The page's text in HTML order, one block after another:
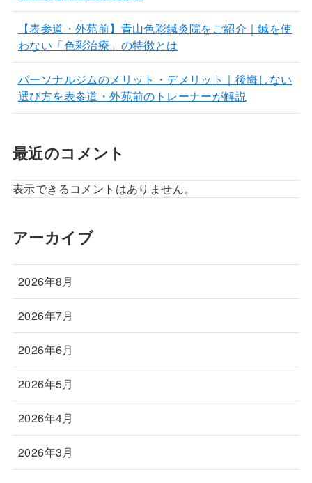
【表参道・外苑前】青山色彩鍼灸院をご紹介｜鍼を使
わない「色彩治療」の特徴とは
パーソナルジムのメリット・デメリット｜後悔しない
選び方を表参道・外苑前のトレーナーが解説
最近のコメント
表示できるコメントはありません。
アーカイブ
2026年8月
2026年7月
2026年6月
2026年5月
2026年4月
2026年3月